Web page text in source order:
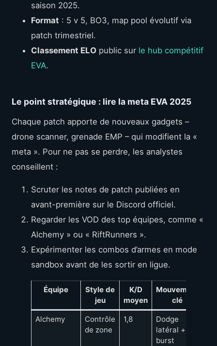
saison 2025.
Format : 5 v 5, BO3, map pool évolutif via
patch trimestriel.
Classement ELO public sur le hub compétitif
EVA.
Le point stratégique : lire la meta EVA 2025
Chaque patch apporte de nouveaux gadgets –
drone scanner, grenade EMP – qui modifient la «
meta ». Pour ne pas se perdre, les analystes
conseillent :
Scruter les notes de patch publiées en
avant-première sur le Discord officiel.
Regarder les VOD des top équipes, comme «
Alchemy » ou « RiftRunners ».
Expérimenter les combos d’armes en mode
sandbox avant de les sortir en ligue.
Équipe
Style de
jeu
K/D
moyen
Mouvement
clé
Alchemy
Contrôle
de zone
1,8
Dodge
latéral +
burst